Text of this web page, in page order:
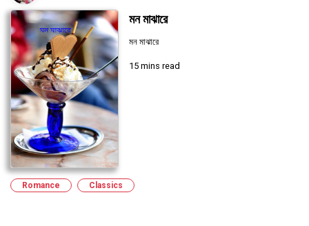
মন মাঝারে
মন মাঝারে
15 mins read
Romance Classics